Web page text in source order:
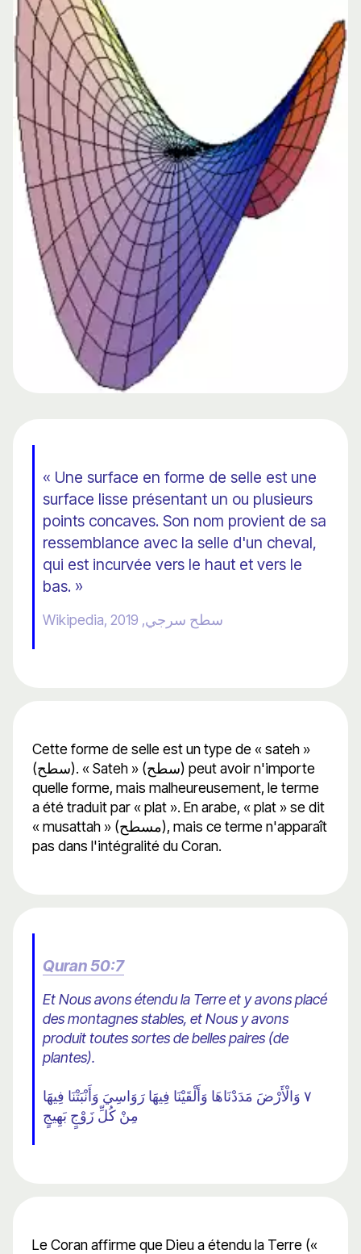
« Une surface en forme de selle est une
surface lisse présentant un ou plusieurs
points concaves. Son nom provient de sa
ressemblance avec la selle d'un cheval,
qui est incurvée vers le haut et vers le
bas. »
Wikipedia, سطح سرجي, 2019
Cette forme de selle est un type de « sateh »
(سطح). « Sateh » (سطح) peut avoir n'importe
quelle forme, mais malheureusement, le terme
a été traduit par « plat ». En arabe, « plat » se dit
« musattah » (مسطح), mais ce terme n'apparaît
pas dans l'intégralité du Coran.
Quran 50:7
Et Nous avons étendu la Terre et y avons placé
des montagnes stables, et Nous y avons
produit toutes sortes de belles paires (de
plantes).
٧ وَالْأَرْضَ مَدَدْنَاهَا وَأَلْقَيْنَا فِيهَا رَوَاسِيَ وَأَنْبَتْنَا فِيهَا
مِنْ كُلِّ زَوْجٍ بَهِيجٍ
Le Coran affirme que Dieu a étendu la Terre («